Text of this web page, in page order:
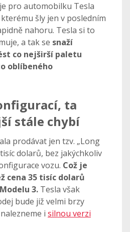
pro automobilku Tesla
šly jen v posledním
nahoru. Tesla si to
a tak se snaží
co nejširší paletu
oblíbeného
ta
stále chybí
prodávat jen tzv. „Long
dolarů, bez jakýchkoliv
vozu. Což je
cena 35 tisíc dolarů
3. Tesla však
bude již velmi brzy
i silnou verzi